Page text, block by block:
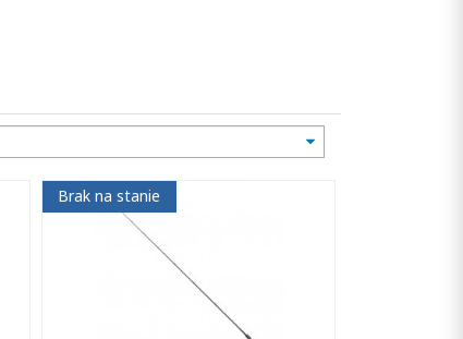
Brak na stanie